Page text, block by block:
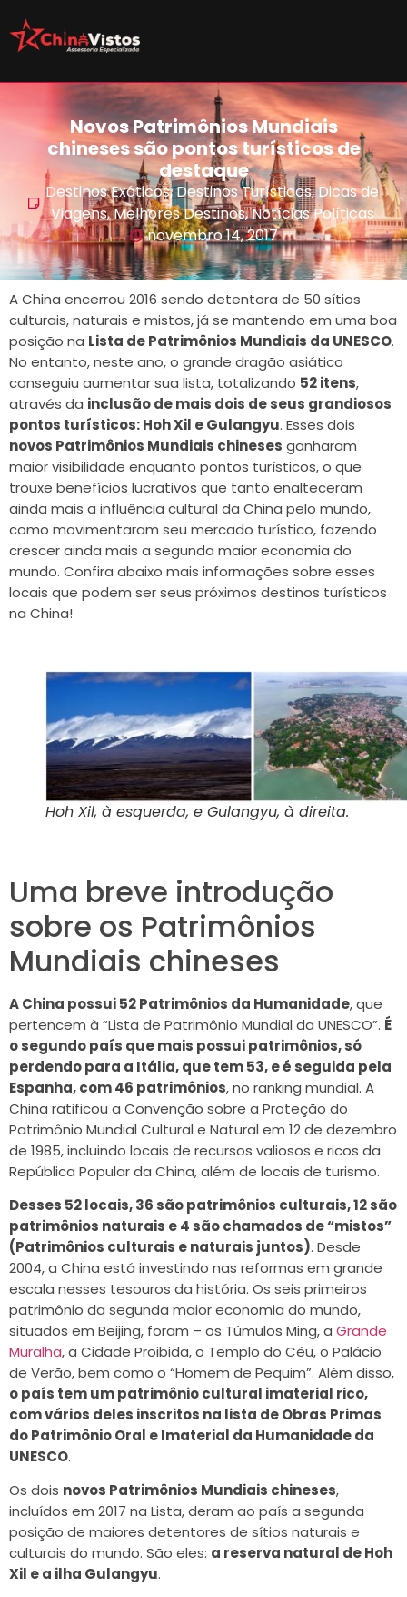
Novos Patrimônios Mundiais
chineses são pontos turísticos de
destaque
Destinos Exóticos,Destinos Turísticos,Dicas de
Viagens,Melhores Destinos,Notícias Políticas
novembro 14, 2017
A China encerrou 2016 sendo detentora de 50 sítios
culturais, naturais e mistos, já se mantendo em uma boa
posição na Lista de Patrimônios Mundiais da UNESCO.
No entanto, neste ano, o grande dragão asiático
conseguiu aumentar sua lista, totalizando 52 itens,
através da inclusão de mais dois de seus grandiosos
pontos turísticos:Hoh Xil e Gulangyu. Esses dois
novos Patrimônios Mundiais chineses ganharam
maior visibilidade enquanto pontos turísticos, o que
trouxe benefícios lucrativos que tanto enalteceram
ainda mais a influência cultural da China pelo mundo,
como movimentaram seu mercado turístico, fazendo
crescer ainda mais a segunda maior economia do
mundo. Confira abaixo mais informações sobre esses
locais que podem ser seus próximos destinos turísticos
na China!
Hoh Xil, à esquerda, e Gulangyu, à direita.
Uma breve introdução
sobre os Patrimônios
Mundiais chineses
A China possui 52 Patrimônios da Humanidade, que
pertencem à “Lista de Patrimônio Mundial da UNESCO”. É
o segundo país que mais possui patrimônios, só
perdendo para a Itália, que tem 53, e é seguida pela
Espanha, com 46 patrimônios, no ranking mundial. A
China ratificou a Convenção sobre a Proteção do
Patrimônio Mundial Cultural e Natural em 12 de dezembro
de 1985, incluindo locais de recursos valiosos e ricos da
República Popular da China, além de locais de turismo.
Desses 52 locais, 36 são patrimônios culturais, 12 são
patrimônios naturais e 4 são chamados de “mistos”
(Patrimônios culturais e naturais juntos). Desde
2004, a China está investindo nas reformas em grande
escala nesses tesouros da história. Os seis primeiros
patrimônio da segunda maior economia do mundo,
situados em Beijing, foram – os Túmulos Ming, a Grande
Muralha, a Cidade Proibida, o Templo do Céu, o Palácio
de Verão, bem como o “Homem de Pequim”. Além disso,
o país tem um patrimônio cultural imaterial rico,
com vários deles inscritos na lista de Obras Primas
do Patrimônio Oral e Imaterial da Humanidade da
UNESCO.
Os dois novos Patrimônios Mundiais chineses,
incluídos em 2017 na Lista, deram ao país a segunda
posição de maiores detentores de sítios naturais e
culturais do mundo. São eles: a reserva natural de Hoh
Xil e a ilha Gulangyu.